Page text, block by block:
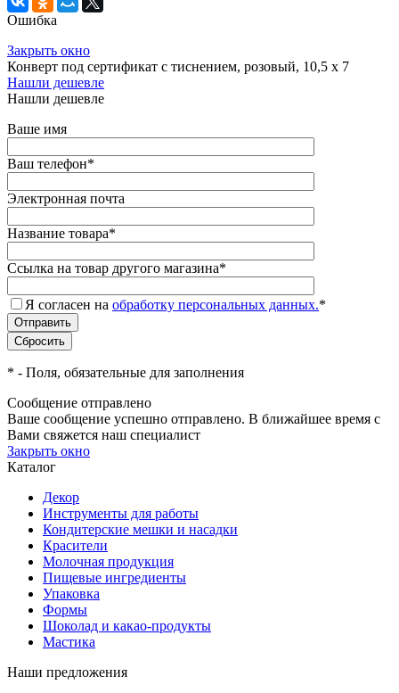
Ошибка
Закрыть окно
Конверт под сертификат с тиснением, розовый, 10,5 х 7
Нашли дешевле
Нашли дешевле
Ваше имя
Ваш телефон*
Электронная почта
Название товара*
Ссылка на товар другого магазина*
Я согласен на обработку персональных данных.*
* - Поля, обязательные для заполнения
Сообщение отправлено
Ваше сообщение успешно отправлено. В ближайшее время с
Вами свяжется наш специалист
Закрыть окно
Каталог
Декор
Инструменты для работы
Кондитерские мешки и насадки
Красители
Молочная продукция
Пищевые ингредиенты
Упаковка
Формы
Шоколад и какао-продукты
Мастика
Наши предложения